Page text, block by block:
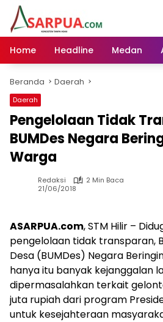
Langsung
konten
Home
Headline Medan
Beranda Daerah
Daerah
Pengelolaan Tidak
BUMDes Negara
Warga
Redaksi
2 Min Baca
21/06/2018
ASARPUA.com, STM Hilir –
pengelolaan tidak transparan,
Desa (BUMDes) Negara
hanya itu banyak kejanggalan
dipermasalahkan terkait
juta rupiah dari program
untuk kesejahteraan